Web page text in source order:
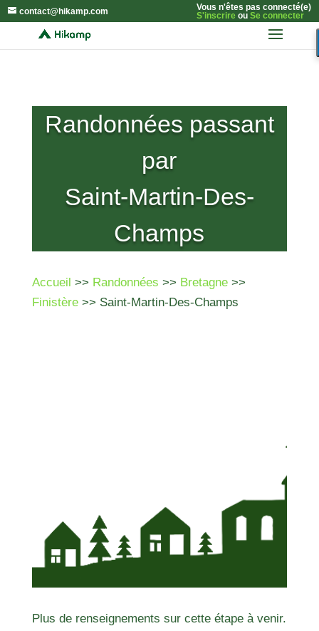
contact@hikamp.com
Vous n'êtes pas connecté(e)
S'inscrireou Se connecter
Randonnées passant
par
Saint-Martin-Des-
Champs
Accueil >> Randonnées >> Bretagne>>
Finistère>> Saint-Martin-Des-Champs
Plus de renseignements sur cette étape à venir.